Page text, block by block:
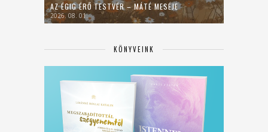
AZ ÉGIG ÉRŐ TESTVÉR – MÁTÉ MESÉJE
2026. 08. 01.
KÖNYVEINK